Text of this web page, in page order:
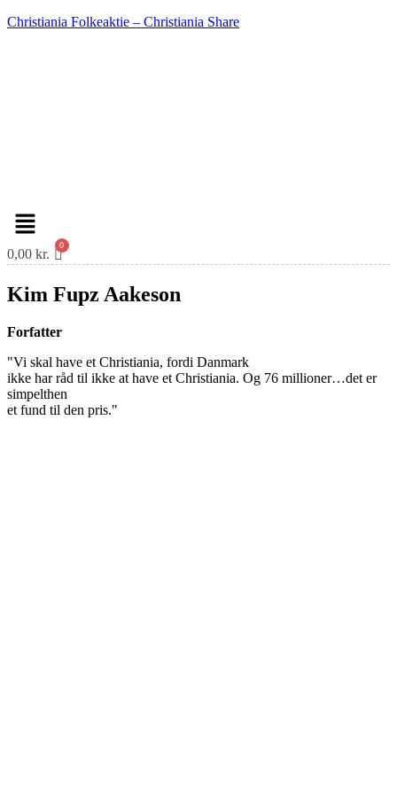
Christiania Folkeaktie – Christiania Share
Menu
0,00 kr.
Kim Fupz Aakeson
Forfatter
"Vi skal have et Christiania, fordi Danmark
ikke har råd til ikke at have et Christiania. Og 76 millioner…det er
simpelthen
et fund til den pris."